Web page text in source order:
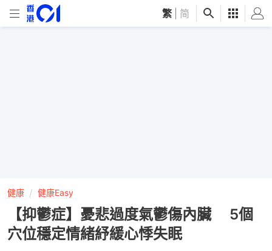
繁 简
健康 健康Easy
【抑鬱症】憂悲過度氣鬱傷內臟 5個
穴位穩定情緒紓緩心悸失眠